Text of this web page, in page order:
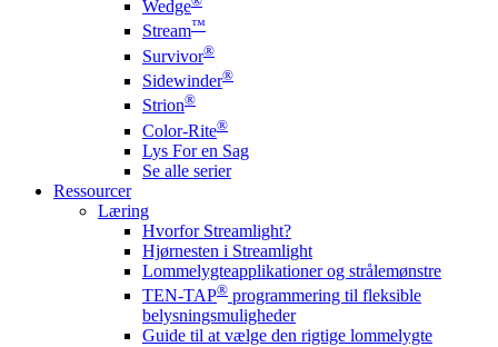
Wedge
Stream™
Survivor®
Sidewinder®
Strion®
Color-Rite®
Lys For en Sag
Se alle serier
Ressourcer
Læring
Hvorfor Streamlight?
Hjørnesten i Streamlight
Lommelygteapplikationer og strålemønstre
TEN-TAP® programmering til fleksible
belysningsmuligheder
Guide til at vælge den rigtige lommelygte